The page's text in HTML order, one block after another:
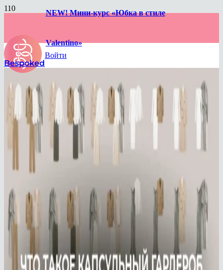
NEW! Мини-курс «Юбка в стиле
Valentino»
Bespoked
Войти